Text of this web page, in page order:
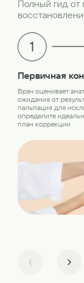
Полный гид от
Первичная
Врач оценивает
ожидания от
пальпация для
определите
план коррекции